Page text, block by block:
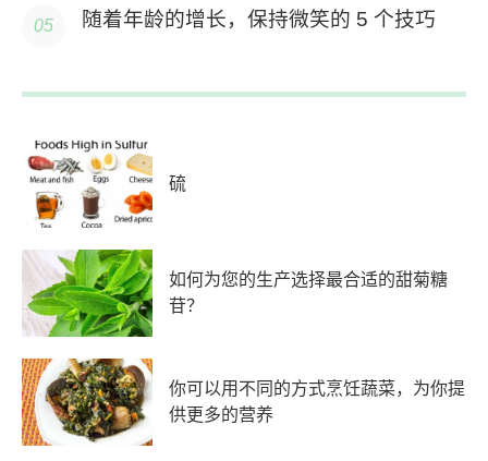
随着年龄的增长，保持微笑的 5 个技巧
硫
如何为您的生产选择最合适的甜菊糖
苷？
你可以用不同的方式烹饪蔬菜，为你提
供更多的营养